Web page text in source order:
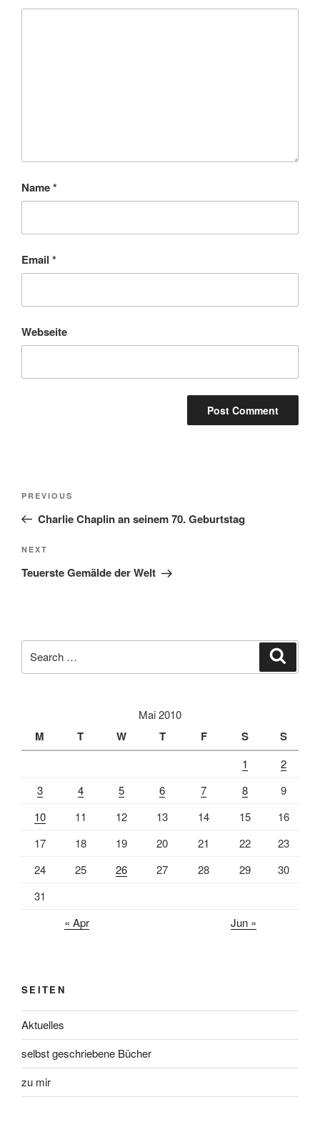
Name*
Email *
Webseite
Previous
Post
PREVIOUS
Charlie Chaplin an seinem 70. Geburtstag
Next
Post
NEXT
Teuerste Gemälde der Welt
for:
Mai 2010
M T W T F S S
1
2
3
4 5 6 7 8
9
10
11 12 13 14 15
16
17
18 19 20 21 22
23
24
25 26 27 28 29
30
31
« Apr
Jun »
SEITEN
Aktuelles
selbst geschriebene Bücher
zu mir